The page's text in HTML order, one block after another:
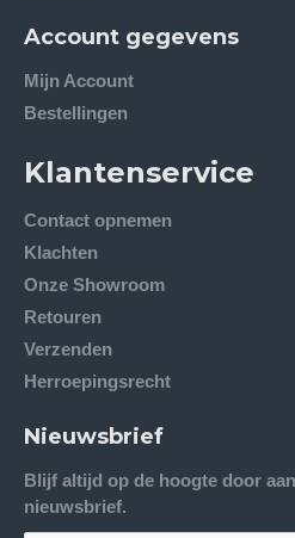
Account gegevens
Mijn Account
Bestellingen
Klantenservice
Contact opnemen
Klachten
Onze Showroom
Retouren
Verzenden
Herroepingsrecht
Nieuwsbrief
Blijf altijd op de hoogte door
nieuwsbrief.